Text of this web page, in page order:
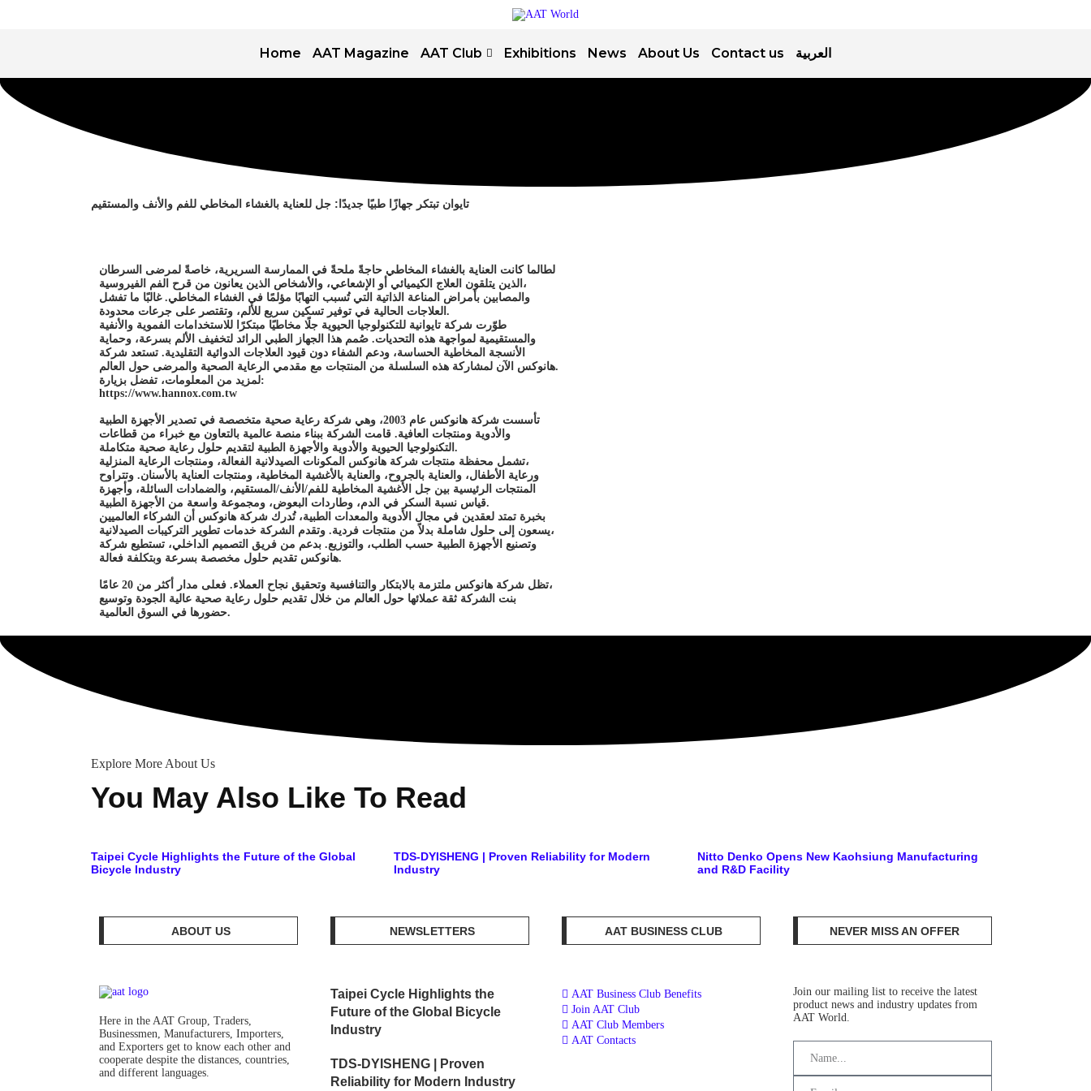
Home AAT Magazine AAT Club Exhibitions News About Us Contact us العربية
تايوان تبتكر جهازًا طبيًا جديدًا: جل للعناية بالغشاء المخاطي للفم والأنف والمستقيم
لطالما كانت العناية بالغشاء المخاطي حاجةً ملحةً في الممارسة السريرية، خاصةً لمرضى السرطان
الذين يتلقون العلاج الكيميائي أو الإشعاعي، والأشخاص الذين يعانون من قرح الفم الفيروسية،
والمصابين بأمراض المناعة الذاتية التي تُسبب التهابًا مؤلمًا في الغشاء المخاطي. غالبًا ما تفشل
العلاجات الحالية في توفير تسكين سريع للألم، وتقتصر على جرعات محدودة.
طوّرت شركة تايوانية للتكنولوجيا الحيوية جلًا مخاطيًا مبتكرًا للاستخدامات الفموية والأنفية
والمستقيمية لمواجهة هذه التحديات. صُمم هذا الجهاز الطبي الرائد لتخفيف الألم بسرعة، وحماية
الأنسجة المخاطية الحساسة، ودعم الشفاء دون قيود العلاجات الدوائية التقليدية. تستعد شركة
هانوكس الآن لمشاركة هذه السلسلة من المنتجات مع مقدمي الرعاية الصحية والمرضى حول العالم.
لمزيد من المعلومات، تفضل بزيارة:
https://www.hannox.com.tw
تأسست شركة هانوكس عام 2003، وهي شركة رعاية صحية متخصصة في تصدير الأجهزة الطبية
والأدوية ومنتجات العافية. قامت الشركة ببناء منصة عالمية بالتعاون مع خبراء من قطاعات
التكنولوجيا الحيوية والأدوية والأجهزة الطبية لتقديم حلول رعاية صحية متكاملة.
تشمل محفظة منتجات شركة هانوكس المكونات الصيدلانية الفعالة، ومنتجات الرعاية المنزلية،
ورعاية الأطفال، والعناية بالجروح، والعناية بالأغشية المخاطية، ومنتجات العناية بالأسنان. وتتراوح
المنتجات الرئيسية بين جل الأغشية المخاطية للفم/الأنف/المستقيم، والضمادات السائلة، وأجهزة
قياس نسبة السكر في الدم، وطاردات البعوض، ومجموعة واسعة من الأجهزة الطبية.
بخبرة تمتد لعقدين في مجال الأدوية والمعدات الطبية، تُدرك شركة هانوكس أن الشركاء العالميين
يسعون إلى حلول شاملة بدلاً من منتجات فردية. وتقدم الشركة خدمات تطوير التركيبات الصيدلانية،
وتصنيع الأجهزة الطبية حسب الطلب، والتوزيع. بدعم من فريق التصميم الداخلي، تستطيع شركة
هانوكس تقديم حلول مخصصة بسرعة وبتكلفة فعالة.
تظل شركة هانوكس ملتزمة بالابتكار والتنافسية وتحقيق نجاح العملاء. فعلى مدار أكثر من 20 عامًا،
بنت الشركة ثقة عملائها حول العالم من خلال تقديم حلول رعاية صحية عالية الجودة وتوسيع
حضورها في السوق العالمية.
Explore More About Us
You May Also Like To Read
Taipei Cycle Highlights the Future of the Global
Bicycle Industry
TDS-DYISHENG | Proven Reliability for Modern
Industry
Nitto Denko Opens New Kaohsiung Manufacturing
and R&D Facility
ABOUT US
Here in the AAT Group, Traders,
Businessmen, Manufacturers, Importers,
and Exporters get to know each other and
cooperate despite the distances, countries,
and different languages.
NEWSLETTERS
Taipei Cycle Highlights the
Future of the Global Bicycle
Industry
TDS-DYISHENG | Proven
Reliability for Modern Industry
AAT BUSINESS CLUB
AAT Business Club Benefits
Join AAT Club
AAT Club Members
AAT Contacts
NEVER MISS AN OFFER
Join our mailing list to receive the latest
product news and industry updates from
AAT World.